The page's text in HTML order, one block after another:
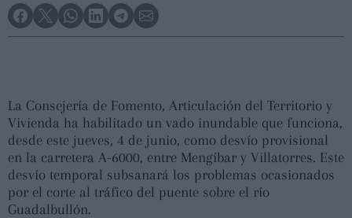
La Consejería de Fomento, Articulación del Territorio y
Vivienda ha habilitado un vado inundable que funciona,
desde este jueves, 4 de junio, como desvío provisional
en la carretera A-6000, entre Mengíbar y Villatorres. Este
desvío temporal subsanará los problemas ocasionados
por el corte al tráfico del puente sobre el río
Guadalbullón.